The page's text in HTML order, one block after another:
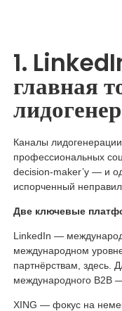
1.
главная
Каналы
профессиональных
decision-maker’у — и
испорченный
Две ключевые
LinkedIn —
международном
партнёрствам, здесь.
международного B2B
XING — фокус на